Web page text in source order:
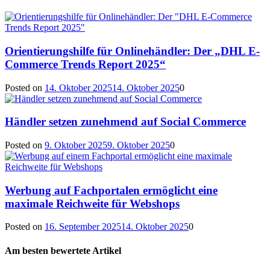
Orientierungshilfe für Onlinehändler: Der „DHL E-
Commerce Trends Report 2025“
Posted on 14. Oktober 202514. Oktober 20250
Händler setzen zunehmend auf Social Commerce
Posted on 9. Oktober 20259. Oktober 20250
Werbung auf Fachportalen ermöglicht eine
maximale Reichweite für Webshops
Posted on 16. September 202514. Oktober 20250
Am besten bewertete Artikel